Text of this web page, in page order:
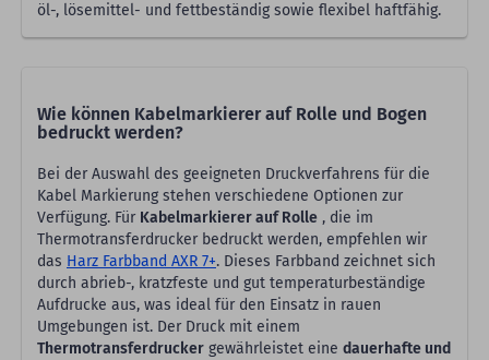
öl-, lösemittel- und fettbeständig sowie flexibel haftfähig.
Wie können Kabelmarkierer auf Rolle und Bogen
bedruckt werden?
Bei der Auswahl des geeigneten Druckverfahrens für die
Kabel Markierung stehen verschiedene Optionen zur
Verfügung. Für Kabelmarkierer auf Rolle , die im
Thermotransferdrucker bedruckt werden, empfehlen wir
das Harz Farbband AXR 7+. Dieses Farbband zeichnet sich
durch abrieb-, kratzfeste und gut temperaturbeständige
Aufdrucke aus, was ideal für den Einsatz in rauen
Umgebungen ist. Der Druck mit einem
Thermotransferdrucker gewährleistet eine dauerhafte und